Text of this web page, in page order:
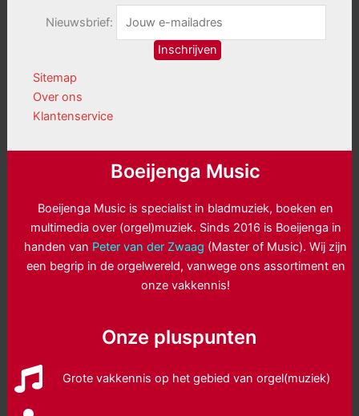
Nieuwsbrief:
Sitemap
Over ons
Klantenservice
Boeijenga Music
Boeijenga Music is specialist in bladmuziek, boeken en
multimedia over (orgel)muziek. Sinds 2016 is Boeijenga in
handen van Peter van der Zwaag (Master of Music). Wij zijn
een begrip in de orgelwereld, vanwege ons assortiment en
onze vakkennis!
Onze pluspunten
Grote vakkennis op het gebied van orgel(muziek)